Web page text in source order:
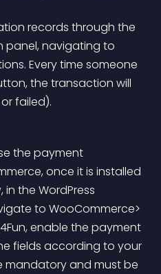
panel, navigating to
Every time someone
the transaction will
failed).
the payment
once it is installed
the WordPress
to WooCommerce>
enable the payment
fields according to your
mandatory and must be